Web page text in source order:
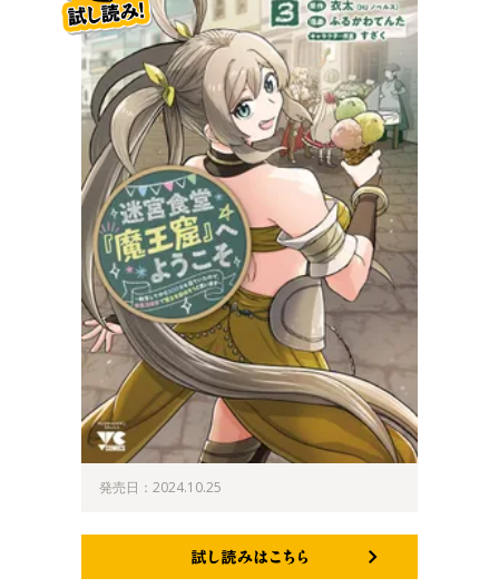
発売日：2024.10.25